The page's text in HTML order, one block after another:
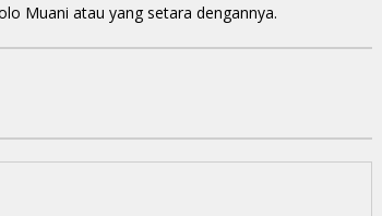
Muani atau yang setara dengannya.